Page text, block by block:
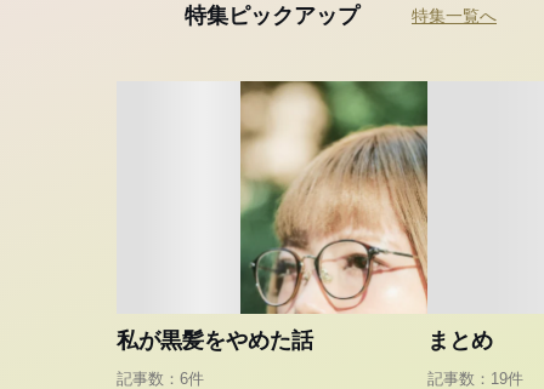
特集ピックアップ 特集一覧へ
私が黒髪をやめた話
記事数：6件
まとめ
記事数：19件